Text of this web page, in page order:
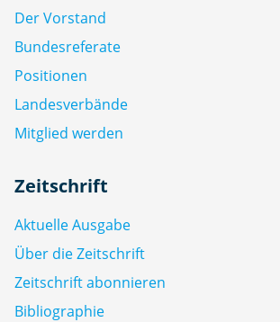
Der Vorstand
Bundesreferate
Positionen
Landesverbände
Mitglied werden
Zeitschrift
Aktuelle Ausgabe
Über die Zeitschrift
Zeitschrift abonnieren
Bibliographie